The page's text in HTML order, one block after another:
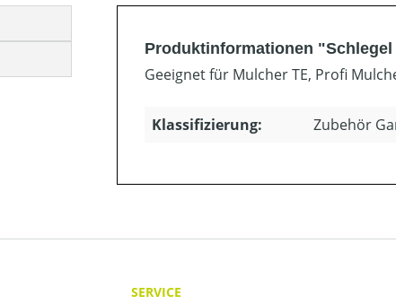
Produktinformationen "Schlegel
Geeignet für Mulcher TE, Profi
Klassifizierung: Zubehör
SERVICE